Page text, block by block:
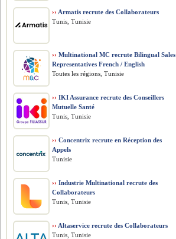
›› Armatis recrute des Collaborateurs
Tunis, Tunisie
›› Multinational MC recrute Bilingual Sales
Representatives French / English
Toutes les régions, Tunisie
›› IKI Assurance recrute des Conseillers
Mutuelle Santé
Tunis, Tunisie
›› Concentrix recrute en Réception des
Appels
Tunisie
›› Industrie Multinational recrute des
Collaborateurs
Tunis, Tunisie
›› Altaservice recrute des Collaborateurs
Tunis, Tunisie